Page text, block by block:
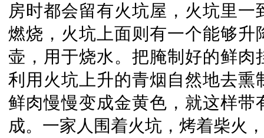
房时都会留有火坑屋，火坑里
燃烧，火坑上面则有一个能够
壶，用于烧水。把腌制好的鲜
利用火坑上升的青烟自然地去
鲜肉慢慢变成金黄色，就这样
成。一家人围着火坑，烤着柴火